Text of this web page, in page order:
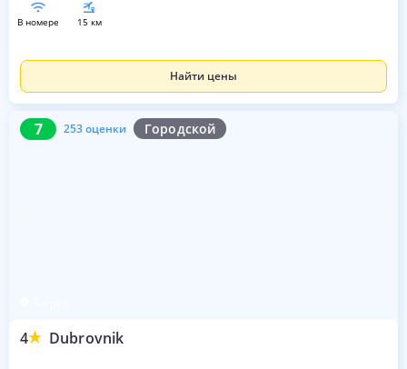
в номере 15 км
Найти цены
7 253 оценки Городской
4 Dubrovnik
7 253 оценки